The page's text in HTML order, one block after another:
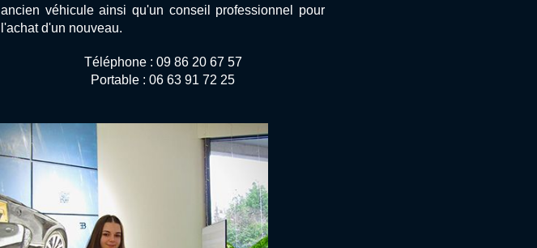
ancien véhicule ainsi qu'un conseil professionnel pour
l'achat d'un nouveau.
Téléphone : 09 86 20 67 57
Portable : 06 63 91 72 25